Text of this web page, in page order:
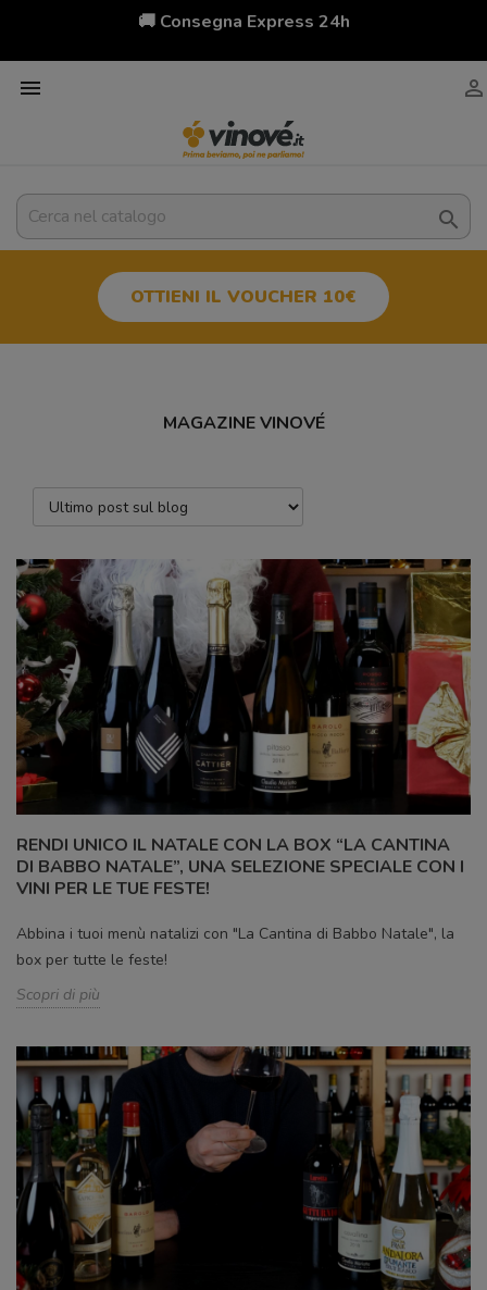
🚚 Consegna Express 24h
 

OTTIENI IL VOUCHER 10€
MAGAZINE VINOVÉ
RENDI UNICO IL NATALE CON LA BOX “LA CANTINA
DI BABBO NATALE”, UNA SELEZIONE SPECIALE CON I
VINI PER LE TUE FESTE!
Abbina i tuoi menù natalizi con "La Cantina di Babbo Natale", la
box per tutte le feste!
Scopri di più